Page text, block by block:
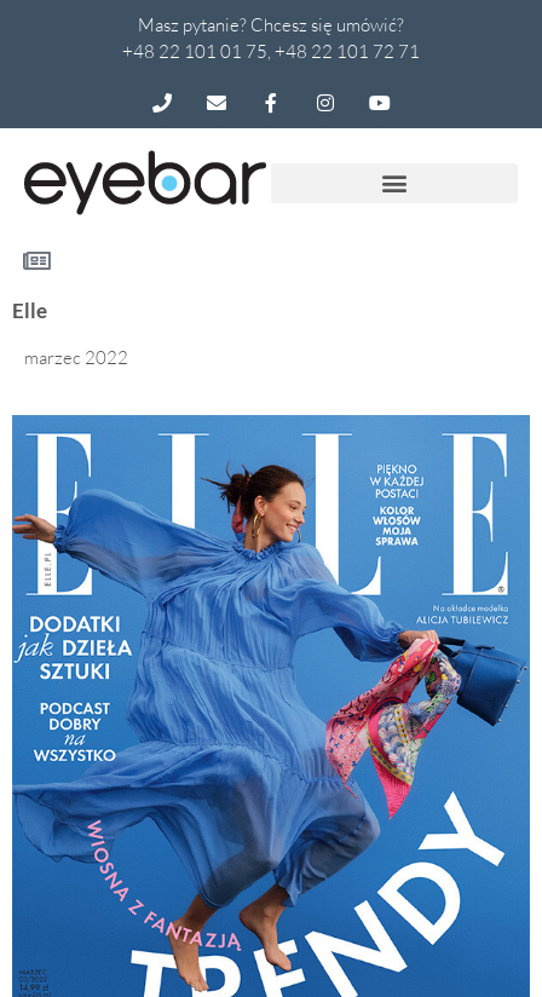
Masz pytanie? Chcesz się umówić?
+48 22 101 01 75, +48 22 101 72 71
Elle
marzec 2022